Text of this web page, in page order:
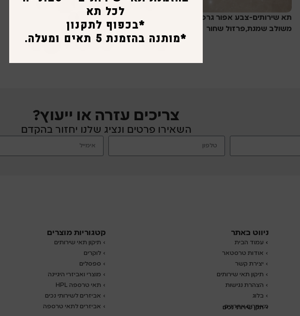
תא שירותים-צבע אפור גרפיט
משולב שמנת,פרזול שחור
תא שירותים-במבוק משולב אפור
בטון,פרזול שחור
צריכים עזרה או ייעוץ?
השאירו פרטים ונציג שלנו יחזור בהקדם
ניווט באתר
› עמוד הבית
› אודות טרסטאר
› יצירת קשר
› תיקון תאי שירותים
› הצהרת נגישות
› בלוג
מאמרים אחרונים
› תקן שירותי נכים
קטגוריות מוצרים
› תיקון תאי שירותים
› לוקרים
› ספסלים
› מוצרי ואביזרי היגיינה
› תאי טרספה HPL
› אביזרים לשירותי נכים
› אביזרים לתאי טרספה
לכל תא
*בכפוף לתקנון
*מותנה בהזמנת 5 תאים ומעלה.